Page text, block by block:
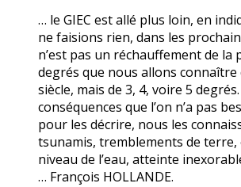
… le GIEC est allé plus loin, en
ne faisions rien, dans les
n’est pas un réchauffement de la
degrés que nous allons connaître
siècle, mais de 3, 4, voire 5
conséquences que l’on n’a pas
pour les décrire, nous les
tsunamis, tremblements de terre,
niveau de l’eau, atteinte
… François HOLLANDE.